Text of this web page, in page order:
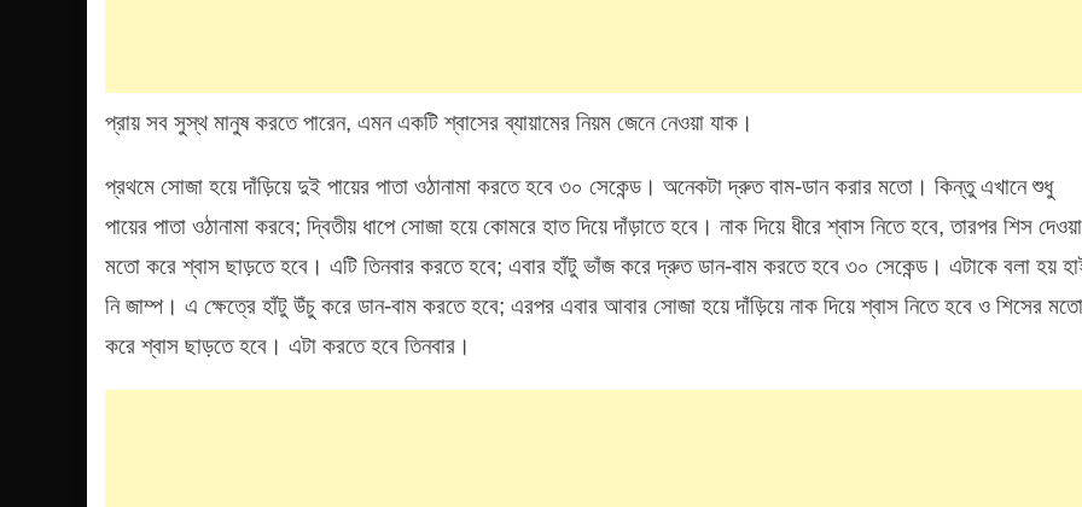
প্রায় সব সুস্থ মানুষ করতে পারেন, এমন একটি শ্বাসের ব্যায়ামের নিয়ম জেনে নেওয়া যাক।
প্রথমে সোজা হয়ে দাঁড়িয়ে দুই পায়ের পাতা ওঠানামা করতে হবে ৩০ সেকেন্ড। অনেকটা দ্রুত বাম-ডান করার মতো। কিন্তু এখানে শুধু
পায়ের পাতা ওঠানামা করবে; দ্বিতীয় ধাপে সোজা হয়ে কোমরে হাত দিয়ে দাঁড়াতে হবে। নাক দিয়ে ধীরে শ্বাস নিতে হবে, তারপর শিস
মতো করে শ্বাস ছাড়তে হবে। এটি তিনবার করতে হবে; এবার হাঁটু ভাঁজ করে দ্রুত ডান-বাম করতে হবে ৩০ সেকেন্ড। এটাকে বলা হয়
নি জাম্প। এ ক্ষেত্রে হাঁটু উঁচু করে ডান-বাম করতে হবে; এরপর এবার আবার সোজা হয়ে দাঁড়িয়ে নাক দিয়ে শ্বাস নিতে হবে ও শিসের মতো
করে শ্বাস ছাড়তে হবে। এটা করতে হবে তিনবার।